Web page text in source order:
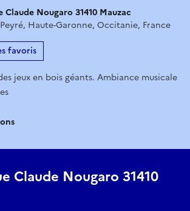
Nougaro 31410 Mauzac
Haute-Garonne, Occitanie, France
favoris
jeux en bois géants. Ambiance musicale
Claude Nougaro 31410